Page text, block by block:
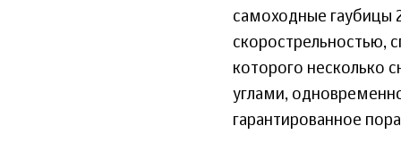
самоходные гаубицы
скорострельностью,
которого несколько
углами,
гарантированное